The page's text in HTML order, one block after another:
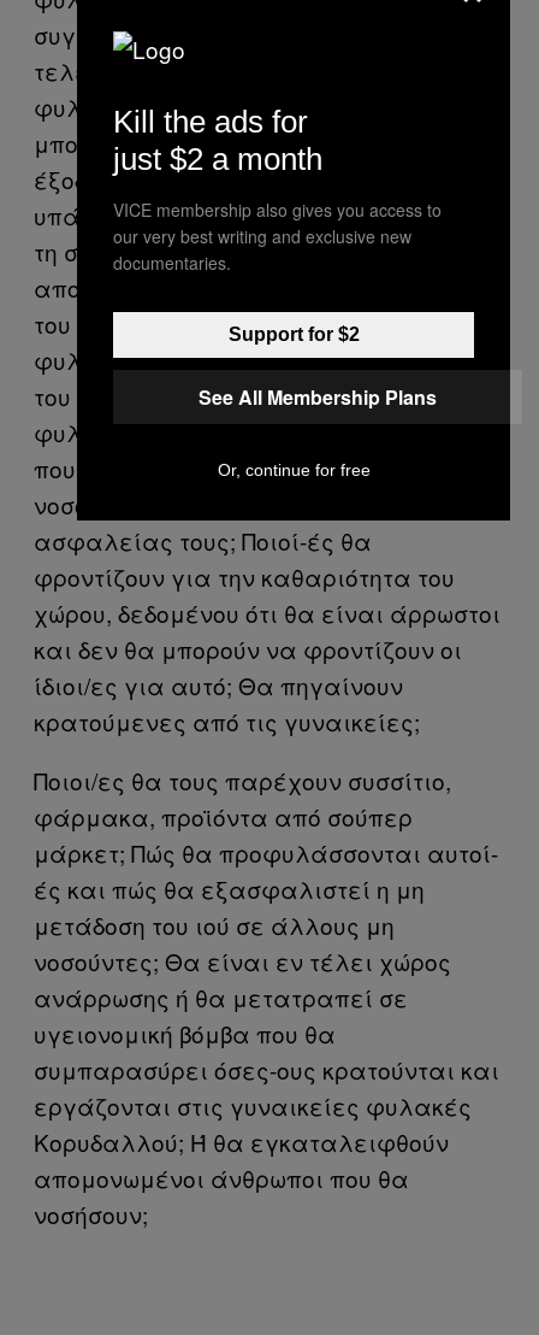
συγκεκριμένη πτέρυγα δεν είναι
τελείως ανεξάρτητη από την υπόλοιπη
φυλακή. Ακόμα και αν υποθέσουμε ότι
μπορεί να έχει διαφορετική είσοδο –
έξοδο για αποκλειστική χρήση–,
υπάρχουν σοβαρά ερωτήματα ως προς
τη στεγανοποίηση χώρου και τον
αποκλεισμό της πιθανότητας μετάδοσης
του ιού στον υπόλοιπο πληθυσμό της
φυλακής, συμπεριλαμβανομένου και
του προσωπικού στις γυναικείες
φυλακές. Ποιό θα είναι το προσωπικό
που θα έρχεται σε επαφή με τους/τις
νοσούντες και ποιά θα είναι τα μέτρα
ασφαλείας τους; Ποιοί-ές θα
φροντίζουν για την καθαριότητα του
χώρου, δεδομένου ότι θα είναι άρρωστοι
και δεν θα μπορούν να φροντίζουν οι
ίδιοι/ες για αυτό; Θα πηγαίνουν
κρατούμενες από τις γυναικείες;
Ποιοι/ες θα τους παρέχουν συσσίτιο,
φάρμακα, προϊόντα από σούπερ
μάρκετ; Πώς θα προφυλάσσονται αυτοί-
ές και πώς θα εξασφαλιστεί η μη
μετάδοση του ιού σε άλλους μη
νοσούντες; Θα είναι εν τέλει χώρος
ανάρρωσης ή θα μετατραπεί σε
υγειονομική βόμβα που θα
συμπαρασύρει όσες-ους κρατούνται και
εργάζονται στις γυναικείες φυλακές
Κορυδαλλού; Ή θα εγκαταλειφθούν
απομονωμένοι άνθρωποι που θα
νοσήσουν;
Kill the ads for
just $2 a month
VICE membership also gives you access to
our very best writing and exclusive new
documentaries.
Support for $2
See All Membership Plans
Or, continue for free